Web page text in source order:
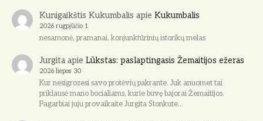
Kunigaikštis Kukumbalis apie Kukumbalis
2026 rugpjūčio 1
nesamonė, pramanai, konjunktūrinių istorikų melas
Jurgitaapie Lūkstas: paslaptingasis Žemaitijos ežeras
2026 liepos 30
Kur nesigrozesi savo protėvių pakrante. Juk anuomet tai
priklausė mano bocialiams, kurie buvę bajorai Žemaitijos.
Pagarbiai juju provaikaite Jurgita Stonkute…